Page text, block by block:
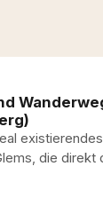
die direkt